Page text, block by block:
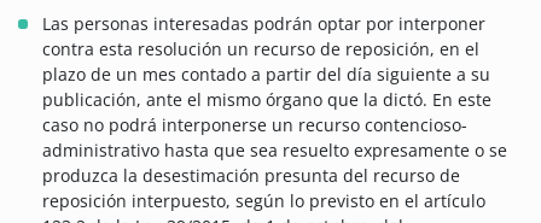
Las personas interesadas podrán optar por interponer
contra esta resolución un recurso de reposición, en el
plazo de un mes contado a partir del día siguiente a su
publicación, ante el mismo órgano que la dictó. En este
caso no podrá interponerse un recurso contencioso-
administrativo hasta que sea resuelto expresamente o se
produzca la desestimación presunta del recurso de
reposición interpuesto, según lo previsto en el artículo